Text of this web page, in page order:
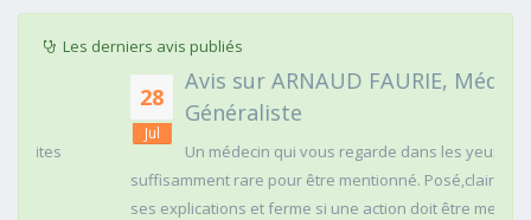
Les derniers avis publiés
Avis sur ARNAUD FAURIE, Médecin
Généraliste
Un médecin qui vous regarde dans les yeux c'est
suffisamment rare pour être mentionné. Posé,clair dans
ses explications et ferme si une action doit être menée